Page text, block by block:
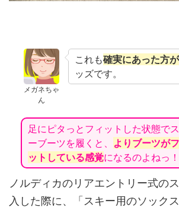
メガネちゃ
ん
これも確実にあった方
ッズです。
足にピタっとフィットした状態で
ーブーツを履くと、 よりブーツが
ットしている感覚になるのよねっ！
ノルディカのリアエントリー式の
入した際に、「スキー用のソック